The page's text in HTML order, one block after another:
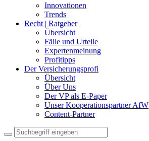
Innovationen
Trends
Recht | Ratgeber
Übersicht
Fälle und Urteile
Expertenmeinung
Profitipps
Der Versicherungsprofi
Übersicht
Über Uns
Der VP als E-Paper
Unser Kooperationspartner AfW
Content-Partner